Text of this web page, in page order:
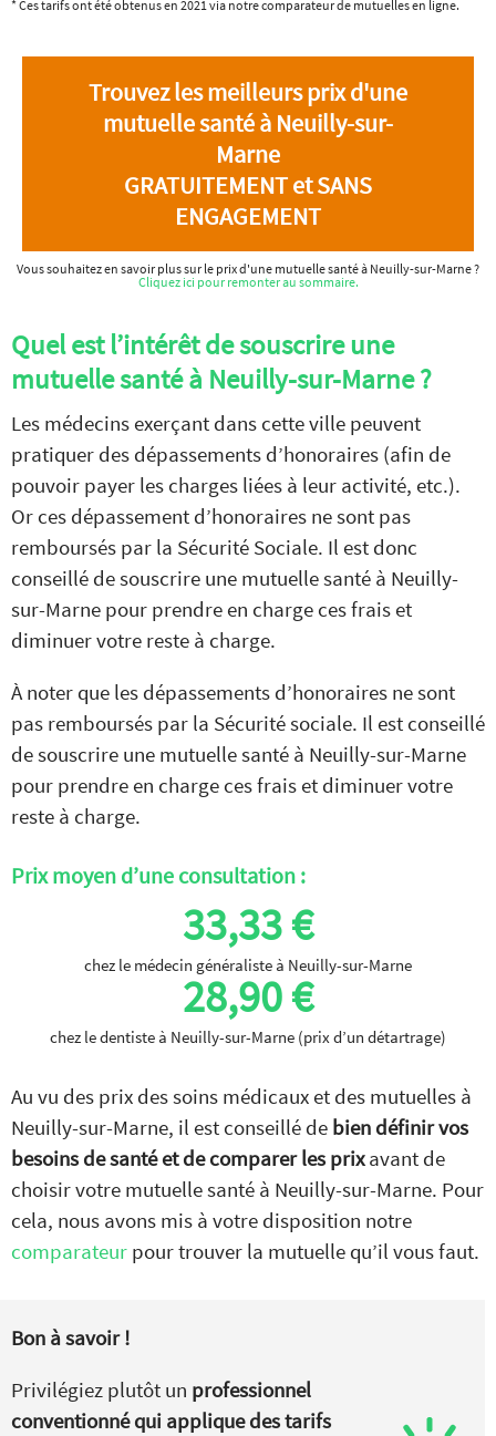
* Ces tarifs ont été obtenus en 2021 via notre comparateur de mutuelles en ligne.
Trouvez les meilleurs prix d'une
mutuelle santé à Neuilly-sur-
Marne
GRATUITEMENT et SANS
ENGAGEMENT
Vous souhaitez en savoir plus sur le prix d'une mutuelle santé à Neuilly-sur-Marne ?
Cliquez ici pour remonter au sommaire.
Quel est l’intérêt de souscrire une
mutuelle santé à Neuilly-sur-Marne ?
Les médecins exerçant dans cette ville peuvent
pratiquer des dépassements d’honoraires (afin de
pouvoir payer les charges liées à leur activité, etc.).
Or ces dépassement d’honoraires ne sont pas
remboursés par la Sécurité Sociale. Il est donc
conseillé de souscrire une mutuelle santé à Neuilly-
sur-Marne pour prendre en charge ces frais et
diminuer votre reste à charge.
À noter que les dépassements d’honoraires ne sont
pas remboursés par la Sécurité sociale. Il est conseillé
de souscrire une mutuelle santé à Neuilly-sur-Marne
pour prendre en charge ces frais et diminuer votre
reste à charge.
Prix moyen d’une consultation :
33,33 €
chez le médecin généraliste à Neuilly-sur-Marne
28,90 €
chez le dentiste à Neuilly-sur-Marne (prix d’un détartrage)
Au vu des prix des soins médicaux et des mutuelles à
Neuilly-sur-Marne, il est conseillé de bien définir vos
besoins de santé et de comparer les prixavant de
choisir votre mutuelle santé à Neuilly-sur-Marne. Pour
cela, nous avons mis à votre disposition notre
comparateur pour trouver la mutuelle qu’il vous faut.
Bon à savoir !
Privilégiez plutôt un professionnel
conventionné qui applique des tarifs